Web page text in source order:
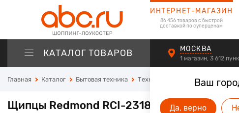
ИНТЕРНЕТ-МАГАЗИН
86 456 товаров с быстрой
доставкой по суперценам
КАТАЛОГ ТОВАРОВ
Ваш
Да, верно
МОСКВА
1 магазин, 3 612
Главная Каталог Бытовая техника Техника для красоты и здоровья
Щипцы Redmond RCI-2318 белый